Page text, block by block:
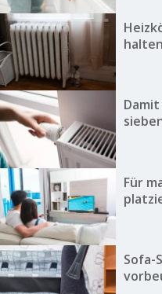
Für
Sofa-